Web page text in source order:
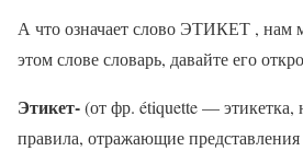
А что означает слово ЭТИКЕТ , нам
этом слове словарь, давайте его
Этикет-(от фр. étiquette —
правила, отражающие